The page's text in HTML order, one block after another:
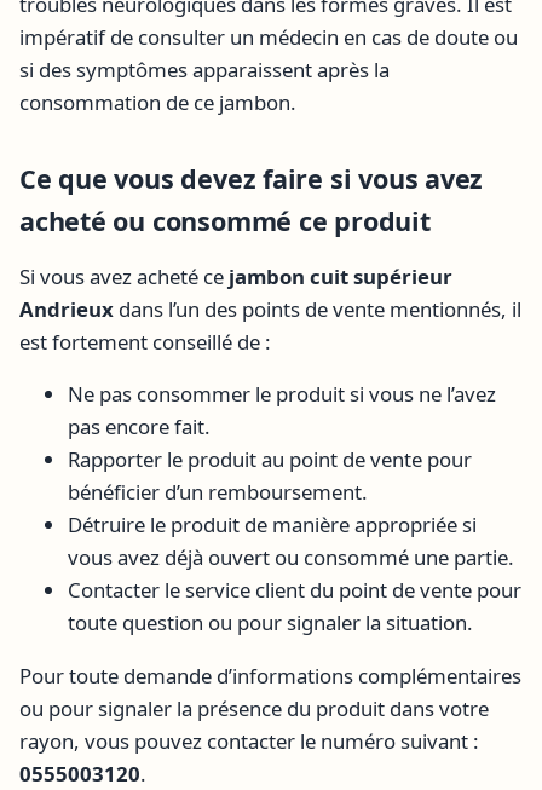
impératif de consulter un médecin en cas de doute ou
si des symptômes apparaissent après la
consommation de ce jambon.
Ce que vous devez faire si vous avez
acheté ou consommé ce produit
Si vous avez acheté ce jambon cuit supérieur
Andrieux dans l’un des points de vente mentionnés, il
est fortement conseillé de :
Ne pas consommer le produit si vous ne l’avez
pas encore fait.
Rapporter le produit au point de vente pour
bénéficier d’un remboursement.
Détruire le produit de manière appropriée si
vous avez déjà ouvert ou consommé une partie.
Contacter le service client du point de vente pour
toute question ou pour signaler la situation.
Pour toute demande d’informations complémentaires
ou pour signaler la présence du produit dans votre
rayon, vous pouvez contacter le numéro suivant :
0555003120.